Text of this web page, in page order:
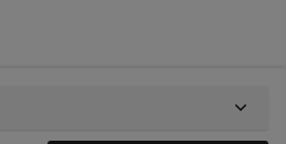
cookies